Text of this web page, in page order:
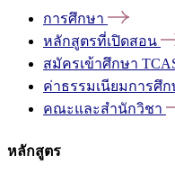
การศึกษา
หลักสูตรที่เปิดสอน
สมัครเข้าศึกษา
ค่าธรรมเนียมการศึก
คณะและสำนักวิชา
หลักสูตร